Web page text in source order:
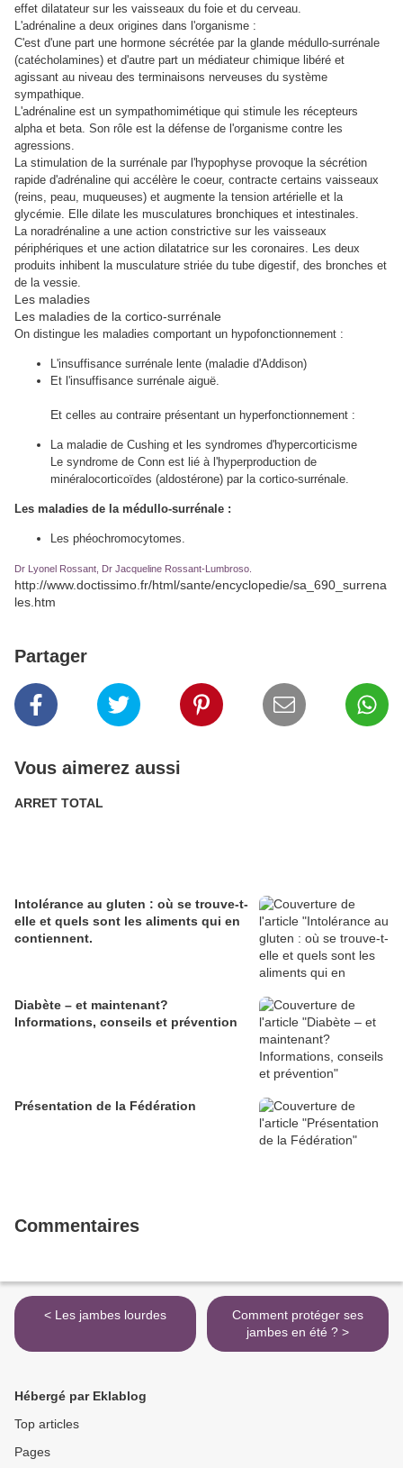
effet dilatateur sur les vaisseaux du foie et du cerveau.
L'adrénaline a deux origines dans l'organisme :
C'est d'une part une hormone sécrétée par la glande médullo-surrénale
(catécholamines) et d'autre part un médiateur chimique libéré et
agissant au niveau des terminaisons nerveuses du système
sympathique.
L'adrénaline est un sympathomimétique qui stimule les récepteurs
alpha et beta. Son rôle est la défense de l'organisme contre les
agressions.
La stimulation de la surrénale par l'hypophyse provoque la sécrétion
rapide d'adrénaline qui accélère le coeur, contracte certains vaisseaux
(reins, peau, muqueuses) et augmente la tension artérielle et la
glycémie. Elle dilate les musculatures bronchiques et intestinales.
La noradrénaline a une action constrictive sur les vaisseaux
périphériques et une action dilatatrice sur les coronaires. Les deux
produits inhibent la musculature striée du tube digestif, des bronches et
de la vessie.
Les maladies
Les maladies de la cortico-surrénale
On distingue les maladies comportant un hypofonctionnement :
L'insuffisance surrénale lente (maladie d'Addison)
Et l'insuffisance surrénale aiguë.
Et celles au contraire présentant un hyperfonctionnement :
La maladie de Cushing et les syndromes d'hypercorticisme
Le syndrome de Conn est lié à l'hyperproduction de
minéralocorticoïdes (aldostérone) par la cortico-surrénale.
Les maladies de la médullo-surrénale :
Les phéochromocytomes.
Dr Lyonel Rossant, Dr Jacqueline Rossant-Lumbroso.
http://www.doctissimo.fr/html/sante/encyclopedie/sa_690_surrena
les.htm
Partager
Vous aimerez aussi
ARRET TOTAL
Intolérance au gluten : où se trouve-t-
elle et quels sont les aliments qui en
contiennent.
Diabète – et maintenant?
Informations, conseils et prévention
Présentation de la Fédération
Commentaires
< Les jambes lourdes
Comment protéger ses
jambes en été ? >
Hébergé par Eklablog
Top articles
Pages